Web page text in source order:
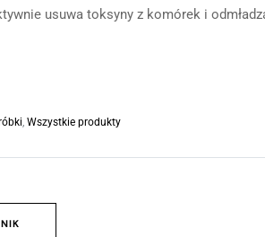
usuwa toksyny z komórek i
, Wszystkie produkty